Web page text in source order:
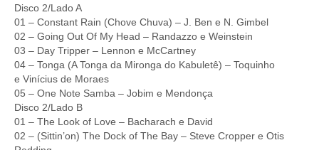
Disco 2/Lado A
01 – Constant Rain (Chove Chuva) – J. Ben e N. Gimbel
02 – Going Out Of My Head – Randazzo e Weinstein
03 – Day Tripper – Lennon e McCartney
04 – Tonga (A Tonga da Mironga do Kabuletê) – Toquinho
e Vinícius de Moraes
05 – One Note Samba – Jobim e Mendonça
Disco 2/Lado B
01 – The Look of Love – Bacharach e David
02 – (Sittin’on) The Dock of The Bay – Steve Cropper e Otis